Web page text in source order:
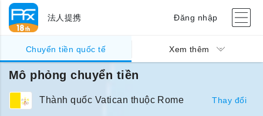
法人提携 Đăng nhập
Chuyển tiền quốc tế Xem thêm
Mô phỏng chuyển tiền
Thành quốc Vatican thuộc Rome Thay đổi